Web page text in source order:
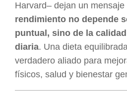
Harvard– dejan un mensaje
rendimiento no depende
puntual, sino de la
diaria. Una dieta
verdadero aliado para
físicos, salud y bienestar